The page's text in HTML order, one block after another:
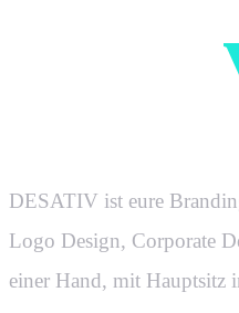
nicht
DESATIV ist eure
Logo Design, Corporate
einer Hand, mit Hauptsitz